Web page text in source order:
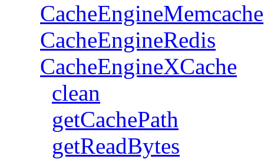
CacheEngineMemcache
CacheEngineRedis
CacheEngineXCache
clean
getCachePath
getReadBytes